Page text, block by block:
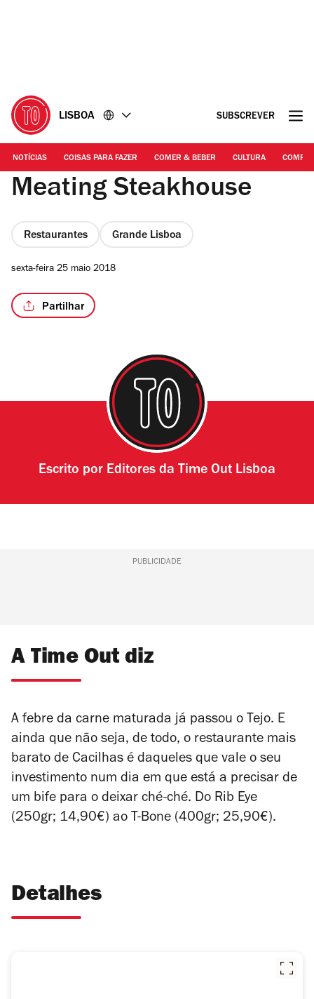
LISBOA SUBSCREVER
NOTÍCIAS COISAS PARA FAZER COMER & BEBER CULTURA
Meating Steakhouse
Restaurantes Grande Lisboa
sexta-feira 25 maio 2018
Partilhar
Escrito por Editores da Time Out Lisboa
PUBLICIDADE
A Time Out diz
A febre da carne maturada já passou o Tejo. E
ainda que não seja, de todo, o restaurante mais
barato de Cacilhas é daqueles que vale o seu
investimento num dia em que está a precisar de
um bife para o deixar ché-ché. Do Rib Eye
(250gr; 14,90€) ao T-Bone (400gr; 25,90€).
Detalhes